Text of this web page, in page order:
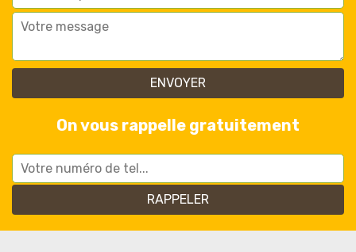
On vous rappelle gratuitement